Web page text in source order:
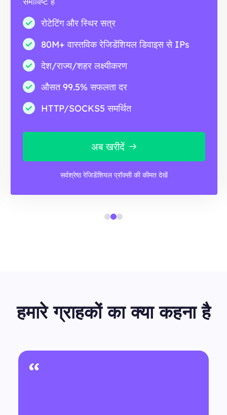
रोटेटिंग और स्थिर सत्र
80M+ वास्तविक रेजिडेंशियल डिवाइस से IPs
देश/राज्य/शहर लक्ष्यीकरण
औसत 99.5% सफलता दर
HTTP/SOCKS5 समर्थित
अब खरीदें
सर्वश्रेष्ठ रेजिडेंशियल प्रॉक्सी की कीमत देखें
हमारे ग्राहकों का क्या कहना है
“